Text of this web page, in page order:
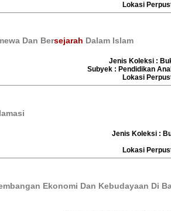
Lokasi
Dan Bersejarah Dalam Islam
Jenis Koleksi :
Subyek : Pendidikan
Lokasi
Jenis Koleksi :
Lokasi
Ekonomi Dan Kebudayaan Di